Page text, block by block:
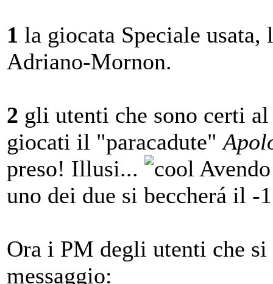
1 la giocata Speciale usata,
Adriano-Mornon.
2 gli utenti che sono certi
giocati il "paracadute"
preso! Illusi...
uno dei due si beccherá il -
Ora i PM degli utenti che
messaggio: